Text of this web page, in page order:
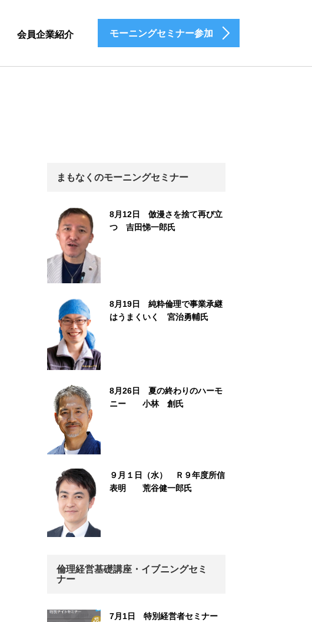
会員企業紹介 モーニングセミナー参加
まもなくのモーニングセミナー
8月12日 倣漫さを捨て再び立
つ 吉田悌一郎氏
8月19日 純粋倫理で事業承継
はうまくいく 宮治勇輔氏
8月26日 夏の終わりのハーモ
ニー 小林 創氏
９月１日（水） Ｒ９年度所信
表明 荒谷健一郎氏
倫理経営基礎講座・イブニングセミ
ナー
7月1日 特別経営者セミナー